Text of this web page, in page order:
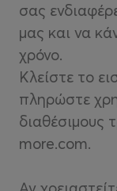
σας
μας και να
χρόνο.
Κλείστε το
πληρώστε
διαθέσιμους
more.com.